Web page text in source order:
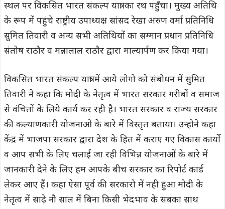
स्थल पर विकसित भारत संकल्प यात्रा का रथ पहुँचा। मुख्य अतिथि
के रूप में पहुंचे राष्ट्रीय उपाध्यक्ष सांसद रेखा अरुण वर्मा प्रतिनिधि
सुमित तिवारी व अन्य सभी अतिथियों का सम्मान प्रधान प्रतिनिधि
संतोष राठौर व मन्नालाल राठौर द्वारा माल्यार्पण कर किया गया।
विकसित भारत संकल्प यात्रा में आये लोगो को संबोधन में सुमित
तिवारी ने कहा कि मोदी के नेतृत्व में भारत सरकार गरीबों व समाज
से वंचितों के लिये कार्य कर रही है। भारत सरकार व राज्य सरकार
की कल्याणकारी योजनाओ के बारे में विस्तृत बताया। उन्होने कहा
केंद्र में भाजपा सरकार द्वारा देश के हित में कराए गए विकास कार्यो
व आप सभी के लिए चलाई जा रही विभिन्न योजनाओं के बारे में
जानकारी देने के लिए हम आपके बीच सरकार का रिपोर्ट कार्ड
लेकर आए हैं। कहा ऐसा पूर्व की सरकारो में नही हुआ मोदी के
नेतृत्व में साढ़े नौ साल में बिना किसी भेदभाव के सबका साथ